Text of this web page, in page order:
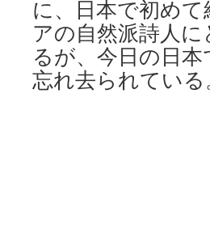
に、日本で初め
アの自然派詩人
るが、今日の日
忘れ去られている